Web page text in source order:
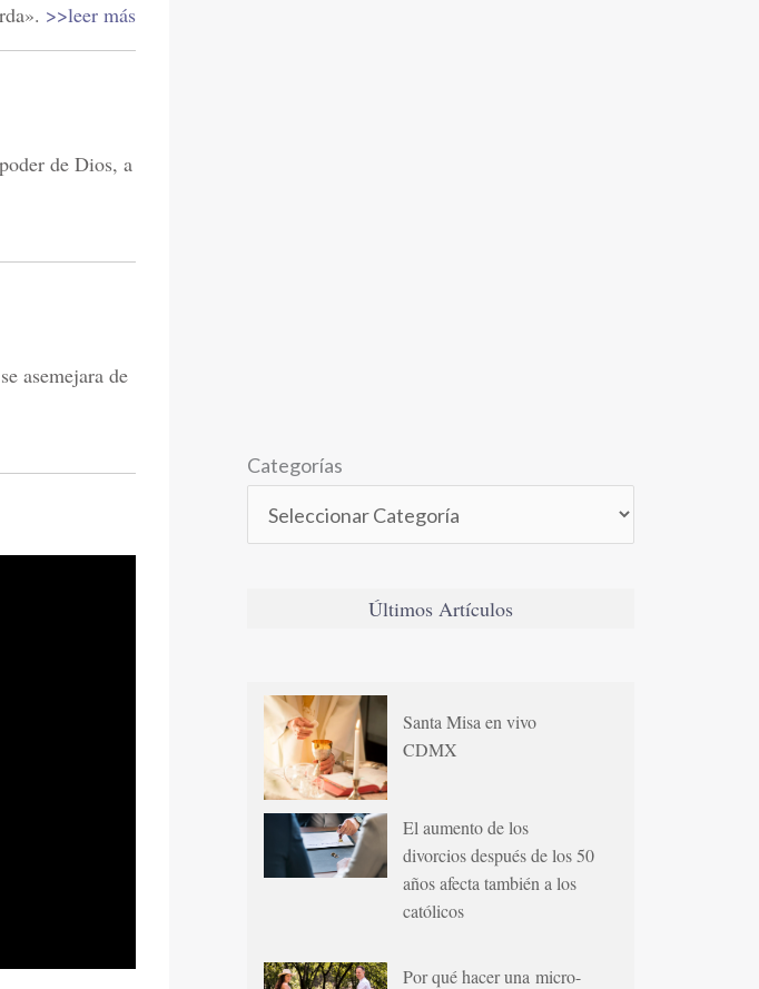
>>leer más
de Dios, a
asemejara de
Categorías
Últimos Artículos
Santa Misa en vivo
CDMX
El aumento de los
divorcios después de los 50
años afecta también a los
católicos
Por qué hacer una micro-